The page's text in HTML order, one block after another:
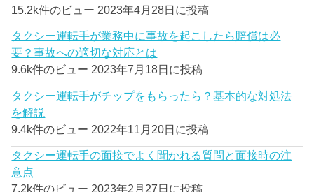
15.2k件のビュー 2023年4月28日に投稿
タクシー運転手が業務中に事故を起こしたら賠償は必
要？事故への適切な対応とは
9.6k件のビュー 2023年7月18日に投稿
タクシー運転手がチップをもらったら？基本的な対処法
を解説
9.4k件のビュー 2022年11月20日に投稿
タクシー運転手の面接でよく聞かれる質問と面接時の注
意点
7.2k件のビュー 2023年2月27日に投稿